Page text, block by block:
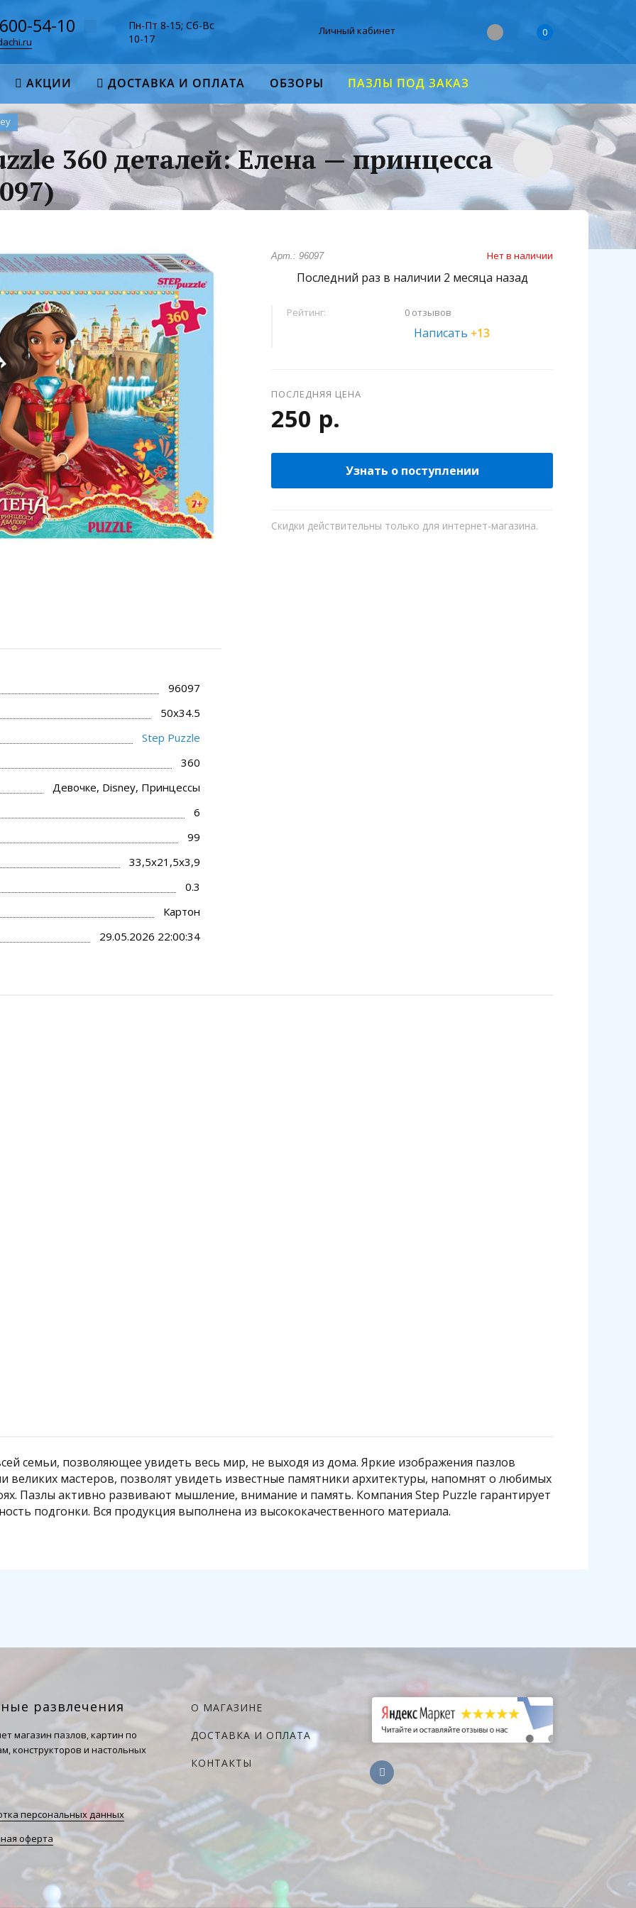
54-10
Пн-Пт 8-15; Сб-Вс
10-17
Личный кабинет 0
АКЦИИ ДОСТАВКА И ОПЛАТА ОБЗОРЫ ПАЗЛЫ ПОД ЗАКАЗ
360 деталей: Елена — принцесса
96097
50x34.5
Step Puzzle
360
Девочке, Disney, Принцессы
6
99
33,5x21,5x3,9
0.3
Картон
29.05.2026 22:00:34
Арт.: 96097 Нет в наличии
Последний раз в наличии 2 месяца назад
Рейтинг: 0 отзывов
Написать+13
ПОСЛЕДНЯЯ ЦЕНА
250 р.
Узнать о поступлении
Скидки действительны только для интернет-магазина.
семьи, позволяющее увидеть весь мир, не выходя из дома. Яркие изображения пазлов
великих мастеров, позволят увидеть известные памятники архитектуры, напомнят о любимых
Пазлы активно развивают мышление, внимание и память. Компания Step Puzzle гарантирует
подгонки. Вся продукция выполнена из высококачественного материала.
развлечения
магазин пазлов, картин по
конструкторов и настольных
персональных данных
оферта
О МАГАЗИНЕ
ДОСТАВКА И ОПЛАТА
КОНТАКТЫ